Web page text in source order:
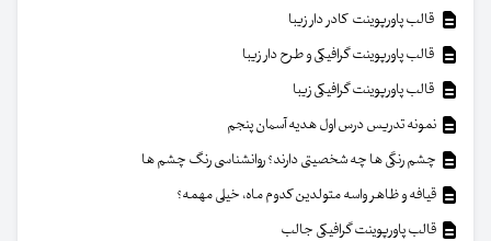
قالب پاورپوینت کادر دار زیبا
قالب پاورپوینت گرافیکی و طرح دار زیبا
قالب پاورپوینت گرافیکی زیبا
نمونه تدریس درس اول هدیه آسمان پنجم
چشم رنگی ها چه شخصیتی دارند؟ روانشناسی رنگ چشم ها
قیافه و ظاهر واسه متولدین کدوم ماه، خیلی مهمه؟
قالب پاورپوینت گرافیکی جالب